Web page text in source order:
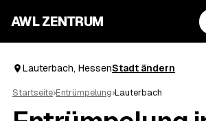
AWL ZENTRUM
Lauterbach, HessenStadt ändern
Startseite›Entrümpelung›Lauterbach